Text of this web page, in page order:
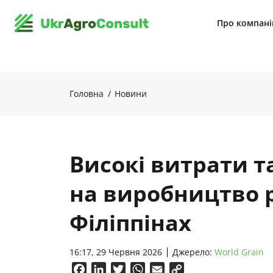
Про
Головна Новини
Високі витрати
на виробництво
Філіппінах
16:17, 29 Червня 2026 Джерело: World Grain
FacebookLinkedInTwitterWhatsApp
Email